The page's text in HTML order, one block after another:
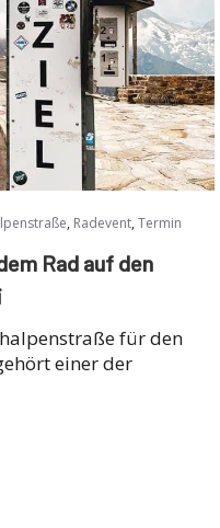
, Radevent, Termin
Rad auf den
für den
einer der